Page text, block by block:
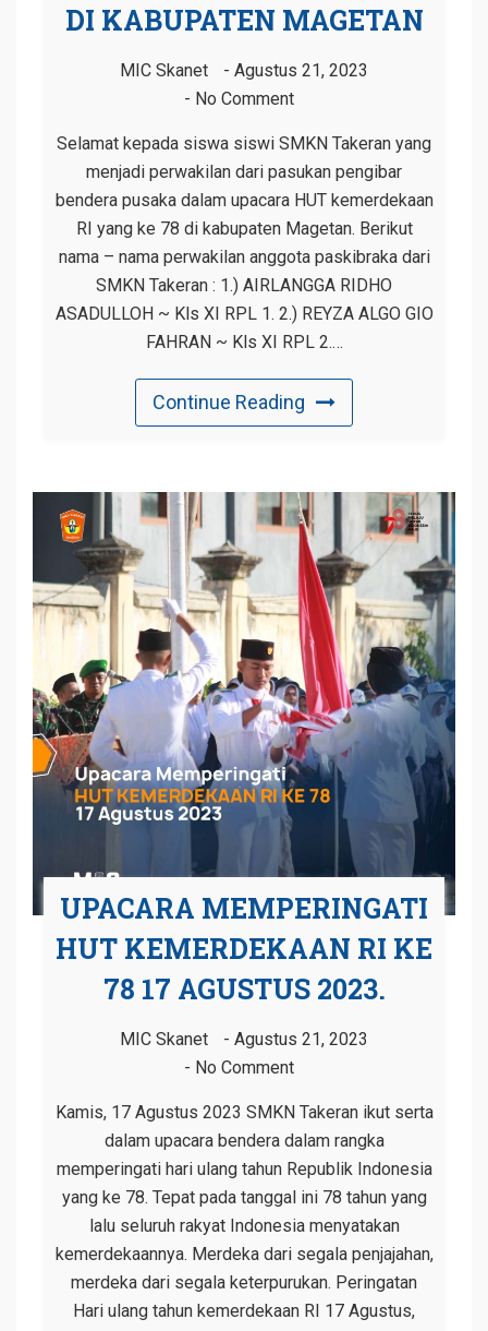
DI KABUPATEN MAGETAN
MIC Skanet
Agustus 21, 2023
No Comment
Selamat kepada siswa siswi SMKN Takeran yang
menjadi perwakilan dari pasukan pengibar
bendera pusaka dalam upacara HUT kemerdekaan
RI yang ke 78 di kabupaten Magetan. Berikut
nama – nama perwakilan anggota paskibraka dari
SMKN Takeran : 1.) AIRLANGGA RIDHO
ASADULLOH ~ Kls XI RPL 1. 2.) REYZA ALGO GIO
FAHRAN ~ Kls XI RPL 2.…
Continue Reading
UPACARA MEMPERINGATI
HUT KEMERDEKAAN RI KE
78 17 AGUSTUS 2023.
MIC Skanet
Agustus 21, 2023
No Comment
Kamis, 17 Agustus 2023 SMKN Takeran ikut serta
dalam upacara bendera dalam rangka
memperingati hari ulang tahun Republik Indonesia
yang ke 78. Tepat pada tanggal ini 78 tahun yang
lalu seluruh rakyat Indonesia menyatakan
kemerdekaannya. Merdeka dari segala penjajahan,
merdeka dari segala keterpurukan. Peringatan
Hari ulang tahun kemerdekaan RI 17 Agustus,